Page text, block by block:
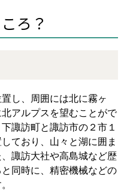
ろ？
し、周囲には北に霧ヶ
アルプスを望むことがで
諏訪町と諏訪市の２市１
ており、山々と湖に囲ま
諏訪大社や高島城など歴
同時に、精密機械などの